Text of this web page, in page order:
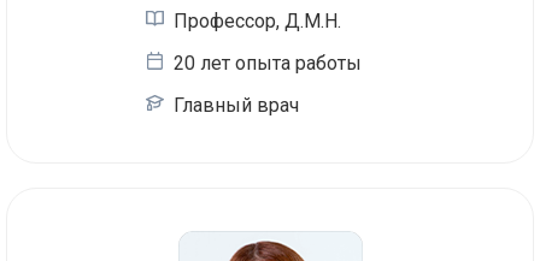
Профессор, Д.М.Н.
20 лет опыта работы
Главный врач